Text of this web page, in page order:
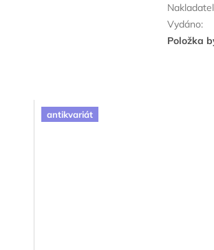
Nakladatel
Vydáno:
Položka
antikvariát